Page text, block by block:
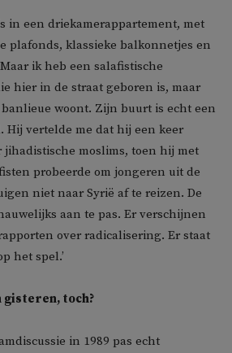
in een driekamerappartement, met
plafonds, klassieke balkonnetjes en
ik heb een salafistische
hier in de straat geboren is, maar
woont. Zijn buurt is echt een
Hij vertelde me dat hij een keer
jihadistische moslims, toen hij met
probeerde om jongeren uit de
niet naar Syrië af te reizen. De
aan te pas. Er verschijnen
over radicalisering. Er staat
het spel.’
toch?
in 1989 pas echt